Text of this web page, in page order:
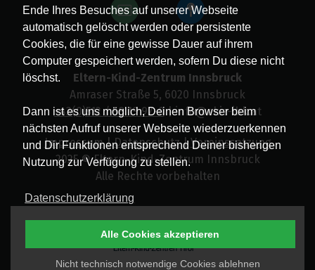
Ende Ihres Besuches auf unserer Webseite
automatisch gelöscht werden oder persistente
Cookies, die für eine gewisse Dauer auf ihrem
Computer gespeichert werden, sofern Du diese nicht
löschst.
Dann ist es uns möglich, Deinen Browser beim
nächsten Aufruf unserer Webseite wiederzuerkennen
und Dir Funktionen entsprechend Deiner bisherigen
Nutzung zur Verfügung zu stellen.
Datenschutzerklärung
Nicht technisch notwendige Cookies ablehnen
Alle Cookies akzeptieren
Eltern-Kind-Zentrum Innsbruck
Amraser Straße 5, 6020 Innsbruck
+43(0)512 / 58 19 97-0| info@ekiz-ibk.at
Impressum|Datenschutz|Vereinssatzung
2025 © Eltern-Kind-Zentrum Innsbruck
Alle Rechte vorbehalten